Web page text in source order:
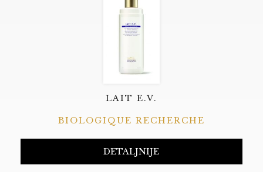
LAIT E.V.
BIOLOGIQUE RECHERCHE
DETALJNIJE